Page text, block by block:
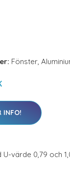
Fönster,
INFO!
U-värde 0,79 och